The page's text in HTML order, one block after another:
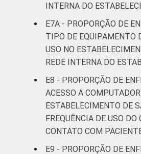
INTERNA DO
E7A - PROPORÇÃO DE
TIPO DE EQUIPAMENTO
USO NO
REDE INTERNA DO
E8 - PROPORÇÃO DE
ACESSO A
ESTABELECIMENTO DE
FREQUÊNCIA DE USO
CONTATO COM
E9 - PROPORÇÃO DE